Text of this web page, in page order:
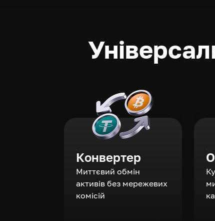
Конвертер
Миттєвий обмін
активів без мережевих
комісій